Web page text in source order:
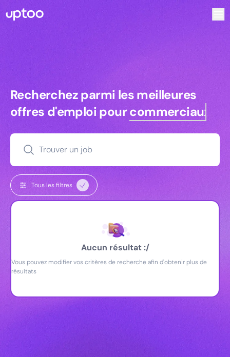
Recherchez parmi les meilleures
Recherchez parmi les meilleures
offres d'emploi pourcommerciaux
Trouver un job
Tous les filtres
Aucun résultat :/
Vous pouvez modifier vos critères de recherche afin d'obtenir plus de
résultats